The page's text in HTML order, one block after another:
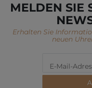
MELDEN SIE
Erhalten Sie
neuen